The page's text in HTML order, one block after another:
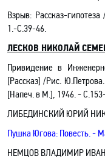
Взрыв: Рассказ-
1.-С.39-46.
ЛЕСКОВ НИКОЛАЙ
Привидение в
[Рассказ] /Рис. Ю.Петрова.
[Напеч. в М.], 1946. -
ЛИБЕДИНСКИЙ ЮРИЙ
Пушка Югова: Повесть. -
НЕМЦОВ ВЛАДИМИР